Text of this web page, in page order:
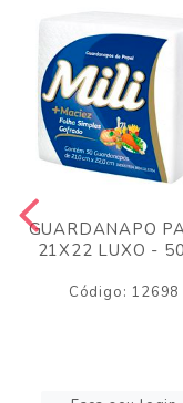
GUARDANAPO
21X22 LUXO -
Código: 12698